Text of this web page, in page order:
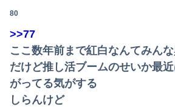
80
>>77
ここ数年前まで紅白なんてみん
だけど推し活ブームのせいか最
がってる気がする
しらんけど